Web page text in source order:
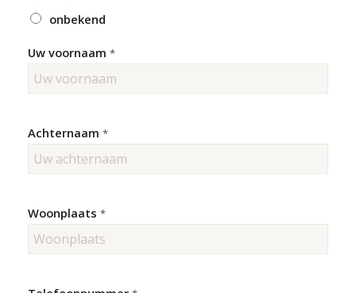
onbekend
Uw voornaam *
Achternaam *
Woonplaats *